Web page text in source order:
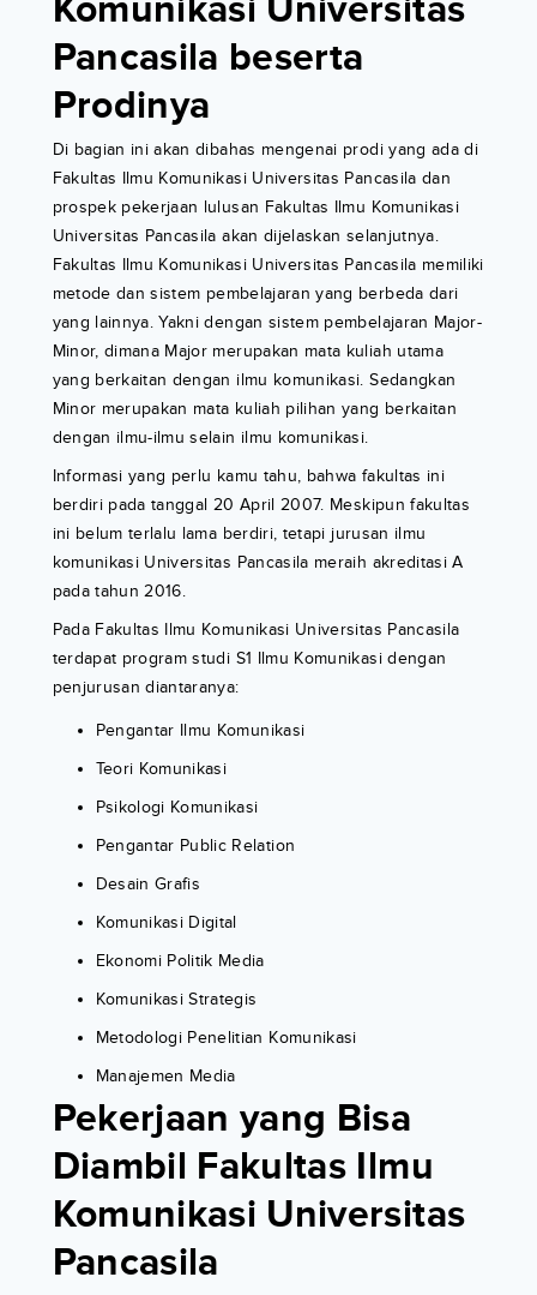
Komunikasi Universitas
Pancasila beserta
Prodinya
Di bagian ini akan dibahas mengenai prodi yang ada di
Fakultas Ilmu Komunikasi Universitas Pancasila dan
prospek pekerjaan lulusan Fakultas Ilmu Komunikasi
Universitas Pancasila akan dijelaskan selanjutnya.
Fakultas Ilmu Komunikasi Universitas Pancasila memiliki
metode dan sistem pembelajaran yang berbeda dari
yang lainnya. Yakni dengan sistem pembelajaran Major-
Minor, dimana Major merupakan mata kuliah utama
yang berkaitan dengan ilmu komunikasi. Sedangkan
Minor merupakan mata kuliah pilihan yang berkaitan
dengan ilmu-ilmu selain ilmu komunikasi.
Informasi yang perlu kamu tahu, bahwa fakultas ini
berdiri pada tanggal 20 April 2007. Meskipun fakultas
ini belum terlalu lama berdiri, tetapi jurusan ilmu
komunikasi Universitas Pancasila meraih akreditasi A
pada tahun 2016.
Pada Fakultas Ilmu Komunikasi Universitas Pancasila
terdapat program studi S1 Ilmu Komunikasi dengan
penjurusan diantaranya:
Pengantar Ilmu Komunikasi
Teori Komunikasi
Psikologi Komunikasi
Pengantar Public Relation
Desain Grafis
Komunikasi Digital
Ekonomi Politik Media
Komunikasi Strategis
Metodologi Penelitian Komunikasi
Manajemen Media
Pekerjaan yang Bisa
Diambil Fakultas Ilmu
Komunikasi Universitas
Pancasila